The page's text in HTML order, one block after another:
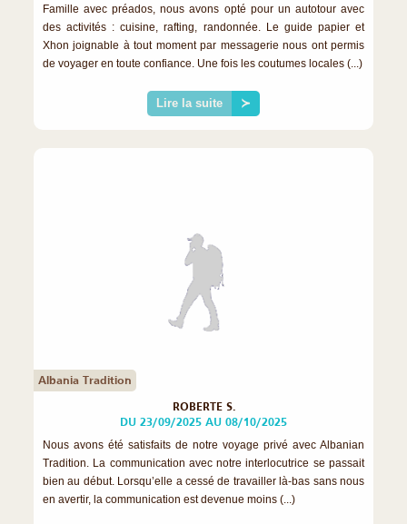
Famille avec préados, nous avons opté pour un autotour avec
des activités : cuisine, rafting, randonnée. Le guide papier et
Xhon joignable à tout moment par messagerie nous ont permis
de voyager en toute confiance. Une fois les coutumes locales (...)
Lire la suite ≻
Albania Tradition
ROBERTE S.
DU 23/09/2025 AU 08/10/2025
Nous avons été satisfaits de notre voyage privé avec Albanian
Tradition. La communication avec notre interlocutrice se passait
bien au début. Lorsqu’elle a cessé de travailler là-bas sans nous
en avertir, la communication est devenue moins (...)